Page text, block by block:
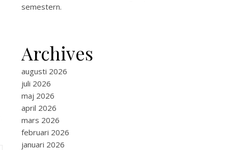
semestern.
Archives
augusti 2026
juli 2026
maj 2026
april 2026
mars 2026
februari 2026
januari 2026